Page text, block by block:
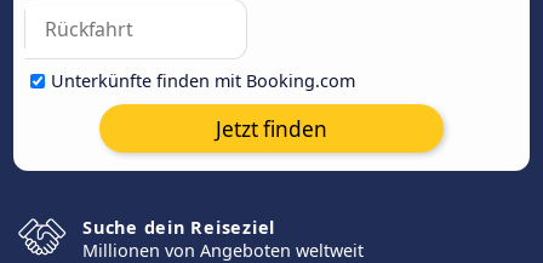
Unterkünfte finden mit Booking.com
Jetzt finden
Suche dein Reiseziel
Millionen von Angeboten weltweit